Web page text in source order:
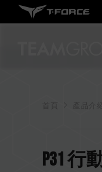
產品介紹
P31 行